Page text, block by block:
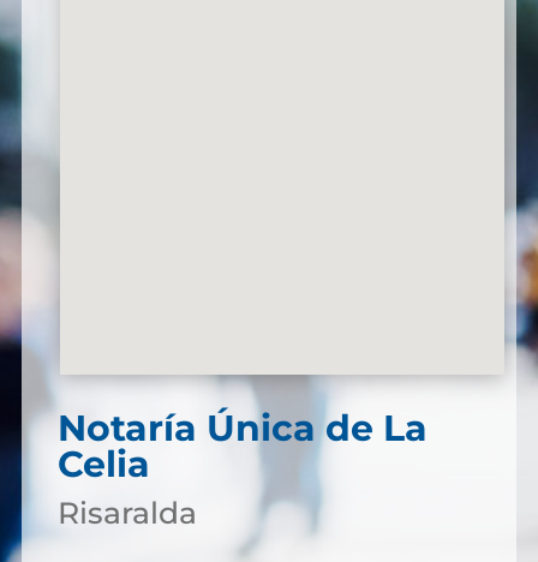
Notaría Única de La
Celia
Risaralda